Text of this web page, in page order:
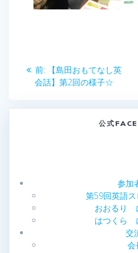
投
ー
ョ
前:
前
の
【島田おもてなし英
会話】第2回の様子☆
公式
参加
第59回英語
おおるり
はつくら
交
会